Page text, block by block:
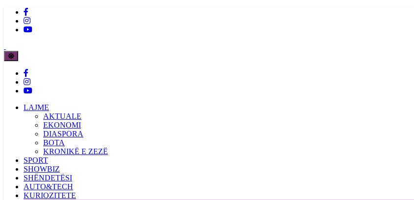
LAJME
AKTUALE
EKONOMI
DIASPORA
BOTA
KRONIKË E ZEZË
SPORT
SHOWBIZ
SHËNDETËSI
AUTO&TECH
KURIOZITETE